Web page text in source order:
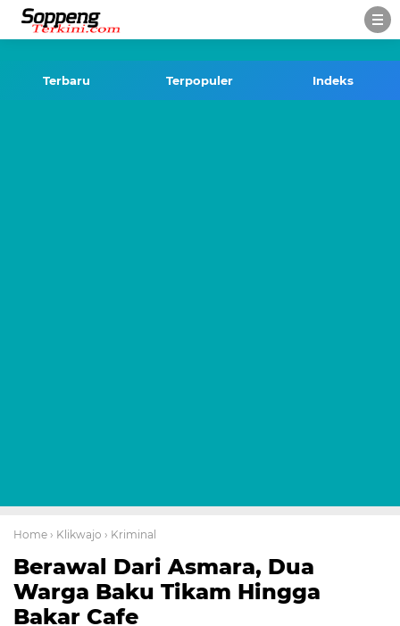
Terbaru Terpopuler Indeks
Home › Klikwajo › Kriminal
Berawal Dari Asmara, Dua
Warga Baku Tikam Hingga
Bakar Cafe